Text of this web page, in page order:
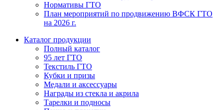
Нормативы ГТО
План мероприятий по продвижению ВФСК ГТО
на 2026 г.
Каталог продукции
Полный каталог
95 лет ГТО
Текстиль ГТО
Кубки и призы
Медали и аксессуары
Награды из стекла и акрила
Тарелки и подносы